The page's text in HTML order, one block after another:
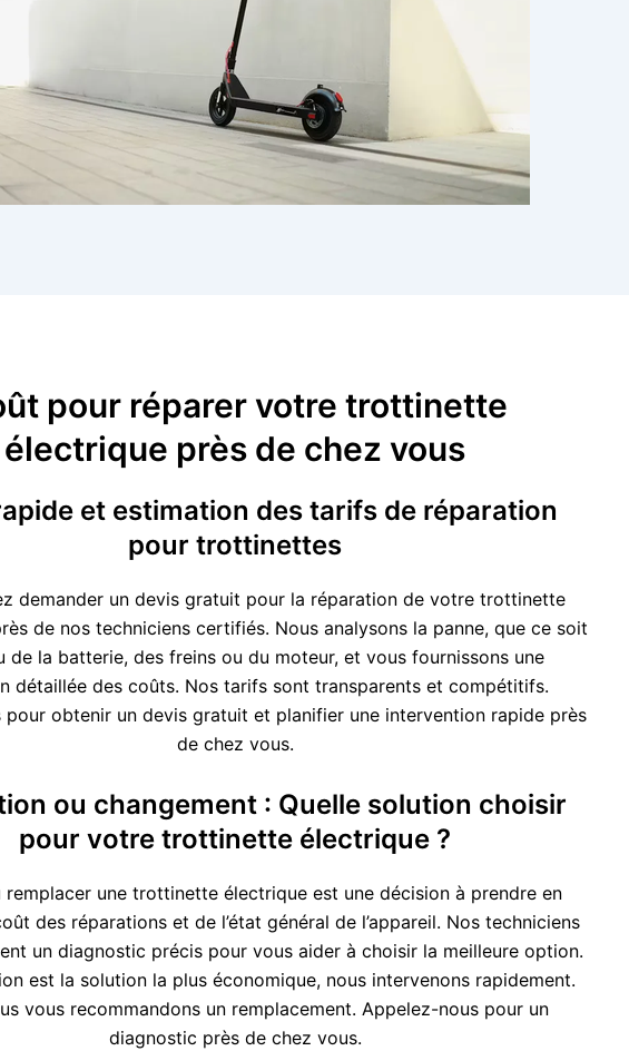
pour réparer votre trottinette
électrique près de chez vous
et estimation des tarifs de réparation
pour trottinettes
demander un devis gratuit pour la réparation de votre trottinette
de nos techniciens certifiés. Nous analysons la panne, que ce soit
de la batterie, des freins ou du moteur, et vous fournissons une
détaillée des coûts. Nos tarifs sont transparents et compétitifs.
pour obtenir un devis gratuit et planifier une intervention rapide près
de chez vous.
ou changement : Quelle solution choisir
pour votre trottinette électrique ?
remplacer une trottinette électrique est une décision à prendre en
des réparations et de l’état général de l’appareil. Nos techniciens
un diagnostic précis pour vous aider à choisir la meilleure option.
est la solution la plus économique, nous intervenons rapidement.
vous recommandons un remplacement. Appelez-nous pour un
diagnostic près de chez vous.